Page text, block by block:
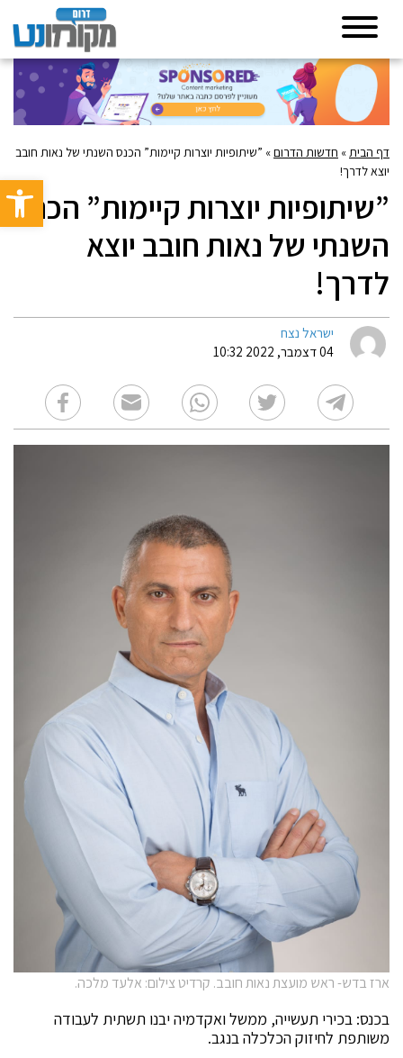
פתח
דף הבית» חדשות הדרום» ”שיתופיות יוצרות קיימות” הכנס השנתי של נאות חובב
יוצא לדרך!
”שיתופיות יוצרות קיימות” הכנס
השנתי של נאות חובב יוצא
לדרך!
ישראל נצח
04 דצמבר, 2022 10:32
ארז בדש- ראש מועצת נאות חובב. קרדיט צילום: אלעד מלכה.
בכנס: בכירי תעשייה, ממשל ואקדמיה יבנו תשתית לעבודה
משותפת לחיזוק הכלכלה בנגב.